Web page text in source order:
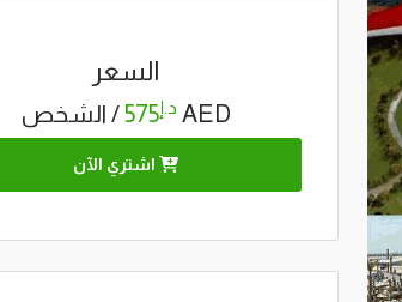
السعر
AED د.إ575/ الشخص
اشتري الآن